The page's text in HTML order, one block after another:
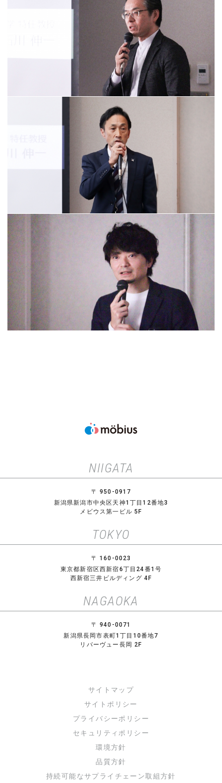
NIIGATA
〒 950-0917
新潟県新潟市中央区天神1丁目12番地3
メビウス第一ビル 5F
TOKYO
〒 160-0023
東京都新宿区西新宿6丁目24番1号
西新宿三井ビルディング 4F
NAGAOKA
〒 940-0071
新潟県長岡市表町1丁目10番地7
リバーヴュー長岡 2F
サイトマップ
サイトポリシー
プライバシーポリシー
セキュリティポリシー
環境方針
品質方針
持続可能なサプライチェーン取組方針